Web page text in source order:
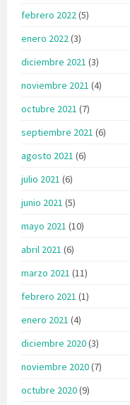
febrero 2022(5)
enero 2022(3)
diciembre 2021 (3)
noviembre 2021 (4)
octubre 2021 (7)
septiembre 2021 (6)
agosto 2021 (6)
julio 2021 (6)
junio 2021 (5)
mayo 2021 (10)
abril 2021 (6)
marzo 2021 (11)
febrero 2021 (1)
enero 2021 (4)
diciembre 2020(3)
noviembre 2020(7)
octubre 2020(9)